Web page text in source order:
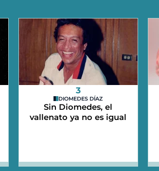
3
DIOMEDES DÍAZ
Sin Diomedes, el
vallenato ya no es igual